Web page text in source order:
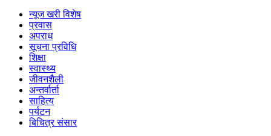
न्यूज खरी विशेष
प्रवास
अपराध
सूचना प्रविधि
शिक्षा
स्वास्थ्य
जीवनशैली
अन्तर्वार्ता
साहित्य
पर्यटन
बिचित्र संसार